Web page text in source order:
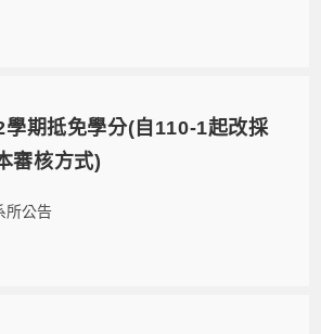
學期抵免學分(自110-1起改採
審核方式)
所公告